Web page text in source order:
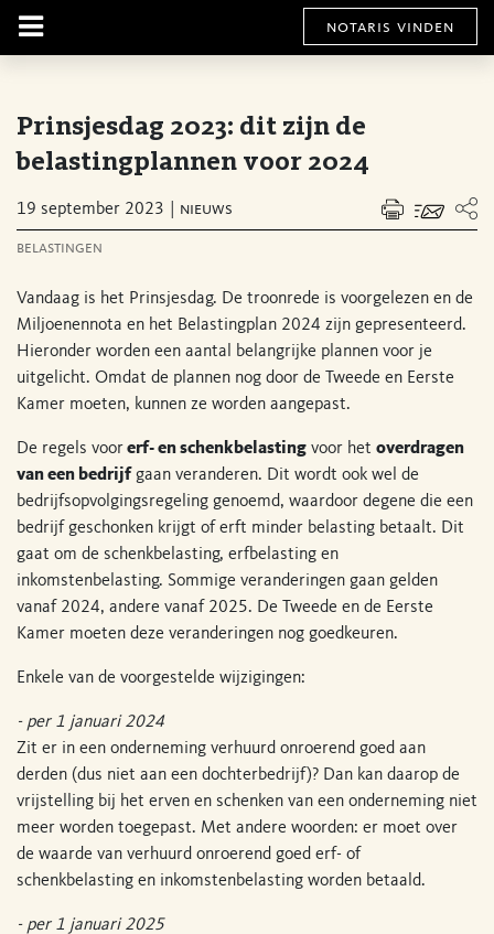
notaris vinden
Prinsjesdag 2023: dit zijn de
belastingplannen voor 2024
19 september 2023 nieuws
belastingen
Vandaag is het Prinsjesdag. De troonrede is voorgelezen en de
Miljoenennota en het Belastingplan 2024 zijn gepresenteerd.
Hieronder worden een aantal belangrijke plannen voor je
uitgelicht. Omdat de plannen nog door de Tweede en Eerste
Kamer moeten, kunnen ze worden aangepast.
De regels voorerf- en schenkbelasting voor het overdragen
van een bedrijf gaan veranderen. Dit wordt ook wel de
bedrijfsopvolgingsregeling genoemd, waardoor degene die een
bedrijf geschonken krijgt of erft minder belasting betaalt. Dit
gaat om de schenkbelasting, erfbelasting en
inkomstenbelasting. Sommige veranderingen gaan gelden
vanaf 2024, andere vanaf 2025. De Tweede en de Eerste
Kamer moeten deze veranderingen nog goedkeuren.
Enkele van de voorgestelde wijzigingen:
- per 1 januari 2024
Zit er in een onderneming verhuurd onroerend goed aan
derden (dus niet aan een dochterbedrijf)? Dan kan daarop de
vrijstelling bij het erven en schenken van een onderneming niet
meer worden toegepast. Met andere woorden: er moet over
de waarde van verhuurd onroerend goed erf- of
schenkbelasting en inkomstenbelasting worden betaald.
- per 1 januari 2025